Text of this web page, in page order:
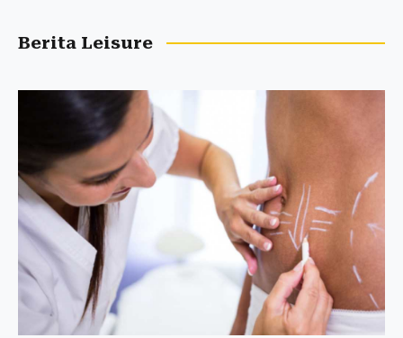
Berita Leisure